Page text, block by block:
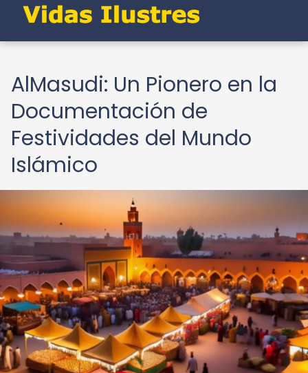
AlMasudi: Un Pionero en la
Documentación de
Festividades del Mundo
Islámico